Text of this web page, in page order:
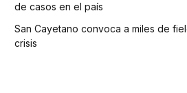
de casos en el país
San Cayetano convoca a miles de
crisis